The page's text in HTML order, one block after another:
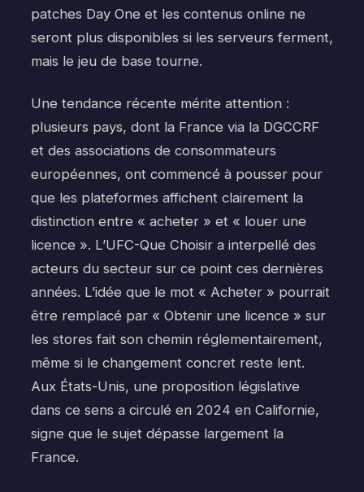
patches Day One et les contenus online ne
seront plus disponibles si les serveurs ferment,
mais le jeu de base tourne.
Une tendance récente mérite attention :
plusieurs pays, dont la France via la DGCCRF
et des associations de consommateurs
européennes, ont commencé à pousser pour
que les plateformes affichent clairement la
distinction entre « acheter » et « louer une
licence ». L’UFC-Que Choisir a interpellé des
acteurs du secteur sur ce point ces dernières
années. L’idée que le mot « Acheter » pourrait
être remplacé par « Obtenir une licence » sur
les stores fait son chemin réglementairement,
même si le changement concret reste lent.
Aux États-Unis, une proposition législative
dans ce sens a circulé en 2024 en Californie,
signe que le sujet dépasse largement la
France.